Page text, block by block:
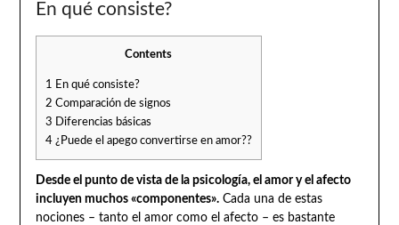
En qué consiste?
Contents
1 En qué consiste?
2 Comparación de signos
3 Diferencias básicas
4¿Puede el apego convertirse en amor??
Desde el punto de vista de la psicología, el amor y el afecto
incluyen muchos «componentes».Cada una de estas
nociones – tanto el amor como el afecto – es bastante